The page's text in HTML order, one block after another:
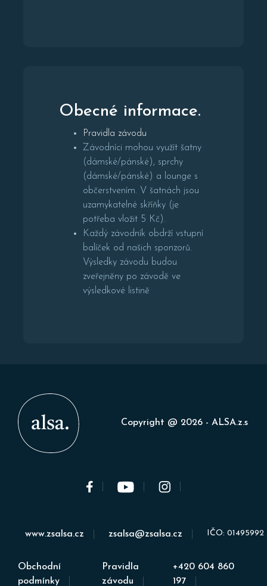
Obecné informace.
Pravidla závodu
Závodníci mohou využít šatny
(dámské/pánské), sprchy
(dámské/pánské) a lounge s
občerstvením. V šatnách jsou
uzamykatelné skříňky (je
potřeba vložit 5 Kč).
Každý závodník obdrží vstupní
balíček od našich sponzorů.
Výsledky závodu budou
zveřejněny po závodě ve
výsledkové listině
Copyright @ 2026 - ALSA.z.s
www.zsalsa.cz zsalsa@zsalsa.cz IČO: 01495992
Obchodní
podmínky
Pravidla
závodu
+420 604 860
197